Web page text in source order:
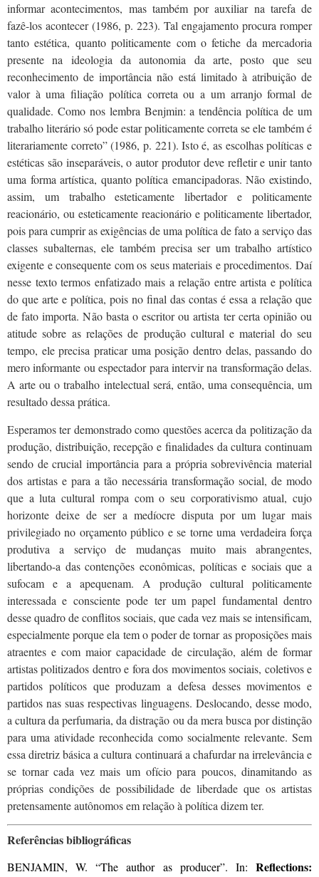
informar acontecimentos, mas também por auxiliar na tarefa de
fazê-los acontecer (1986, p. 223). Tal engajamento procura romper
tanto estética, quanto politicamente com o fetiche da mercadoria
presente na ideologia da autonomia da arte, posto que seu
reconhecimento de importância não está limitado à atribuição de
valor à uma filiação política correta ou a um arranjo formal de
qualidade. Como nos lembra Benjmin: a tendência política de um
trabalho literário só pode estar politicamente correta se ele também é
literariamente correto” (1986, p. 221). Isto é, as escolhas políticas e
estéticas são inseparáveis, o autor produtor deve refletir e unir tanto
uma forma artística, quanto política emancipadoras. Não existindo,
assim, um trabalho esteticamente libertador e politicamente
reacionário, ou esteticamente reacionário e politicamente libertador,
pois para cumprir as exigências de uma política de fato a serviço das
classes subalternas, ele também precisa ser um trabalho artístico
exigente e consequente com os seus materiais e procedimentos. Daí
nesse texto termos enfatizado mais a relação entre artista e política
do que arte e política, pois no final das contas é essa a relação que
de fato importa. Não basta o escritor ou artista ter certa opinião ou
atitude sobre as relações de produção cultural e material do seu
tempo, ele precisa praticar uma posição dentro delas, passando do
mero informante ou espectador para intervir na transformação delas.
A arte ou o trabalho intelectual será, então, uma consequência, um
resultado dessa prática.
Esperamos ter demonstrado como questões acerca da politização da
produção, distribuição, recepção e finalidades da cultura continuam
sendo de crucial importância para a própria sobrevivência material
dos artistas e para a tão necessária transformação social, de modo
que a luta cultural rompa com o seu corporativismo atual, cujo
horizonte deixe de ser a medíocre disputa por um lugar mais
privilegiado no orçamento público e se torne uma verdadeira força
produtiva a serviço de mudanças muito mais abrangentes,
libertando-a das contenções econômicas, políticas e sociais que a
sufocam e a apequenam. A produção cultural politicamente
interessada e consciente pode ter um papel fundamental dentro
desse quadro de conflitos sociais, que cada vez mais se intensificam,
especialmente porque ela tem o poder de tornar as proposições mais
atraentes e com maior capacidade de circulação, além de formar
artistas politizados dentro e fora dos movimentos sociais, coletivos e
partidos políticos que produzam a defesa desses movimentos e
partidos nas suas respectivas linguagens. Deslocando, desse modo,
a cultura da perfumaria, da distração ou da mera busca por distinção
para uma atividade reconhecida como socialmente relevante. Sem
essa diretriz básica a cultura continuará a chafurdar na irrelevância e
se tornar cada vez mais um ofício para poucos, dinamitando as
próprias condições de possibilidade de liberdade que os artistas
pretensamente autônomos em relação à política dizem ter.
Referências bibliográficas
BENJAMIN, W. “The author as producer”. In: Reflections: